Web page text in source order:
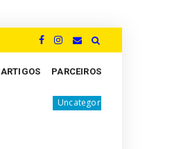
ARTIGOS PARCEIROS
Churrasqueira Kamado,